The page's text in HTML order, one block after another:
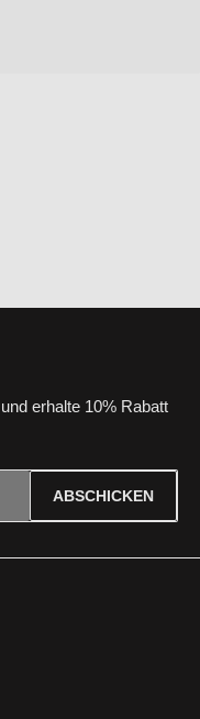
erhalte 10% Rabatt
ABSCHICKEN
sind Pflichtfelder.